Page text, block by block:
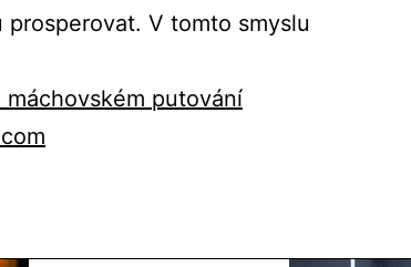
V tomto smyslu
putování